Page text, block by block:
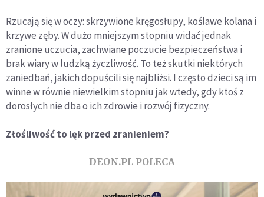
Rzucają się w oczy: skrzywione kręgosłupy, koślawe kolana i
krzywe zęby. W dużo mniejszym stopniu widać jednak
zranione uczucia, zachwiane poczucie bezpieczeństwa i
brak wiary w ludzką życzliwość. To też skutki niektórych
zaniedbań, jakich dopuścili się najbliżsi. I często dzieci są im
winne w równie niewielkim stopniu jak wtedy, gdy ktoś z
dorosłych nie dba o ich zdrowie i rozwój fizyczny.
Złośliwość to lęk przed zranieniem?
DEON.PL POLECA